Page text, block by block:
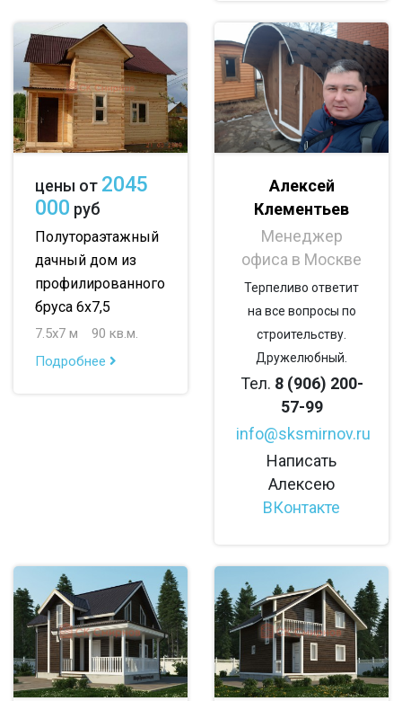
с балконом с верандой с террасой
с эркером с котельной
с панорамными окнами со вторым светом
с беседкой с двумя входами
цены от 2045
000 руб
Полутораэтажный
дачный дом из
профилированного
бруса 6х7,5
7.5х7 м
90 кв.м.
Подробнее
Алексей
Клементьев
Менеджер
офиса в Москве
Терпеливо ответит
на все вопросы по
строительству.
Дружелюбный.
Тел. 8 (906) 200-
57-99
info@sksmirnov.ru
Написать
Алексею
ВКонтакте